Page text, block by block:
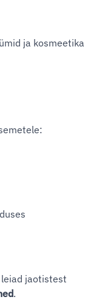
ja kosmeetika
jaotistest
.